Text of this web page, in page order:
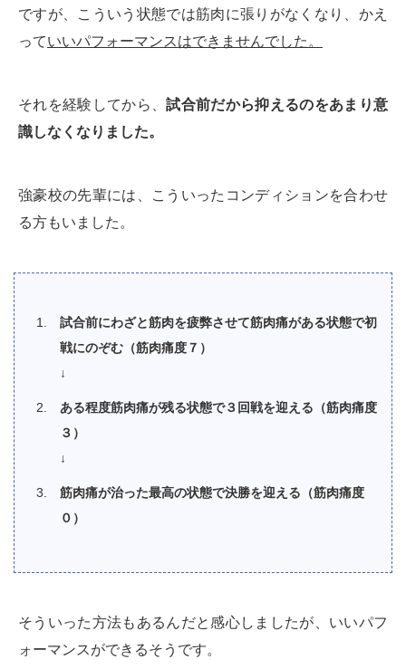
ですが、こういう状態では筋肉に張りがなくなり、かえ
っていいパフォーマンスはできませんでした。
それを経験してから、試合前だから抑えるのをあまり意
識しなくなりました。
強豪校の先輩には、こういったコンディションを合わせ
る方もいました。
試合前にわざと筋肉を疲弊させて筋肉痛がある状態で初
戦にのぞむ（筋肉痛度７）
↓
ある程度筋肉痛が残る状態で３回戦を迎える（筋肉痛度
３）
↓
筋肉痛が治った最高の状態で決勝を迎える（筋肉痛度
０）
そういった方法もあるんだと感心しましたが、いいパフ
ォーマンスができるそうです。